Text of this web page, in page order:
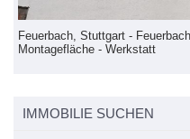
Feuerbach, Stuttgart -
Montagefläche - Werkstatt
IMMOBILIE SUCHEN